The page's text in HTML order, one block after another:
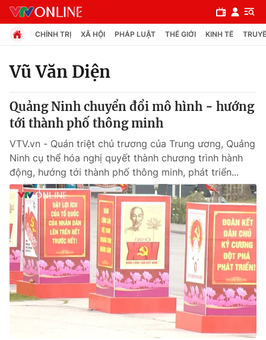
Chuyên mục
Chính trị
Xã hội
Pháp luật
Y tế
Thế giới
Tin tức
Thế giới đó đây
Kinh tế
Dữ liệu và đời sống
CHÍNH TRỊ XÃ HỘI PHÁP LUẬT THẾ GIỚI KINH TẾ
Vũ Văn Diện
Quảng Ninh chuyển đổi mô hình - hướng
tới thành phố thông minh
VTV.vn - Quán triệt chủ trương của Trung ương, Quảng
Ninh cụ thể hóa nghị quyết thành chương trình hành
động, hướng tới thành phố thông minh, phát triển...